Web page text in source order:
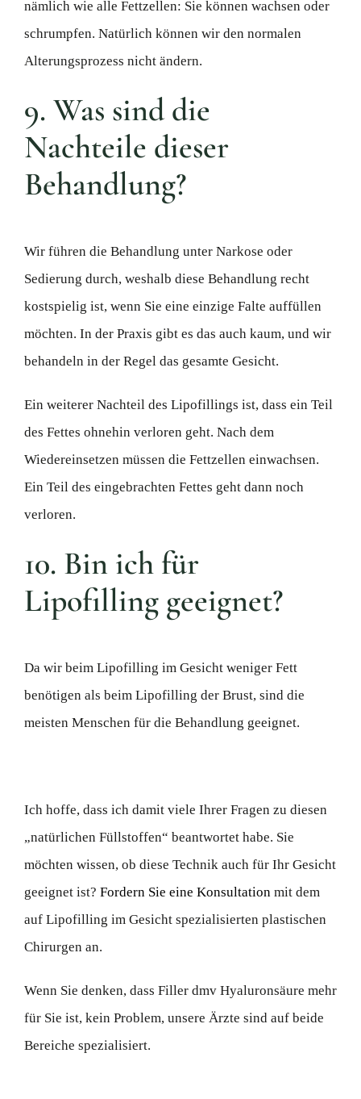
nämlich wie alle Fettzellen: Sie können wachsen oder
schrumpfen. Natürlich können wir den normalen
Alterungsprozess nicht ändern.
9. Was sind die
Nachteile dieser
Behandlung?
Wir führen die Behandlung unter Narkose oder
Sedierung durch, weshalb diese Behandlung recht
kostspielig ist, wenn Sie eine einzige Falte auffüllen
möchten. In der Praxis gibt es das auch kaum, und wir
behandeln in der Regel das gesamte Gesicht.
Ein weiterer Nachteil des Lipofillings ist, dass ein Teil
des Fettes ohnehin verloren geht. Nach dem
Wiedereinsetzen müssen die Fettzellen einwachsen.
Ein Teil des eingebrachten Fettes geht dann noch
verloren.
10. Bin ich für
Lipofilling geeignet?
Da wir beim Lipofilling im Gesicht weniger Fett
benötigen als beim Lipofilling der Brust, sind die
meisten Menschen für die Behandlung geeignet.
Ich hoffe, dass ich damit viele Ihrer Fragen zu diesen
„natürlichen Füllstoffen“ beantwortet habe. Sie
möchten wissen, ob diese Technik auch für Ihr Gesicht
geeignet ist? Fordern Sie eine Konsultation mit dem
auf Lipofilling im Gesicht spezialisierten plastischen
Chirurgen an.
Wenn Sie denken, dass Filler dmv Hyaluronsäure mehr
für Sie ist, kein Problem, unsere Ärzte sind auf beide
Bereiche spezialisiert.